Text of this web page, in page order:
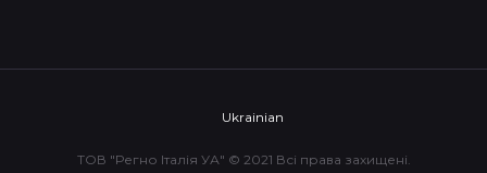
Ukrainian
ТОВ "Регно Італія УА" © 2021 Всі права захищені.